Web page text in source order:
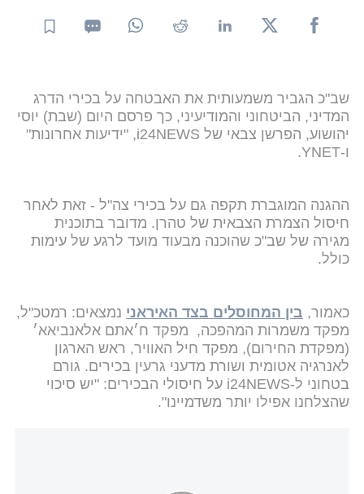
שב"כ הגביר משמעותית את האבטחה על בכירי הדרג
המדיני, הביטחוני והמודיעיני, כך פרסם היום (שבת) יוסי
יהושוע, הפרשן צבאי של i24NEWS, "ידיעות אחרונות"
ו-YNET.
ההגנה המוגברת תקפה גם על בכירי צה"ל - זאת לאחר
חיסול הצמרת הצבאית של טהרן. מדובר בתוכנית
מגירה של שב"כ שהוכנה מבעוד מועד לרגע של עימות
כולל.
כאמור, בין המחוסלים בצד האיראני נמצאים: רמטכ"ל,
מפקד משמרות המהפכה, ⁠מפקד ח׳אתם אלאנביאא׳
(מפקדת החירום), מפקד חיל האוויר, ראש הארגון
לאנרגיה אטומית ושורת מדעני גרעין בכירים. גורם
בטחוני ל-i24NEWS על חיסולי הבכירים: "יש סיכוי
שהצלחנו אפילו יותר משדמיינו".